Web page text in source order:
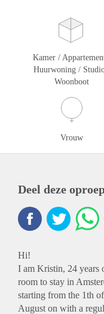
Kamer /
Huurwoning /
Woonboot
Vrouw
Deel deze
Hi!
I am Kristin, 24 years
room to stay in
starting from the 1th
August on with a